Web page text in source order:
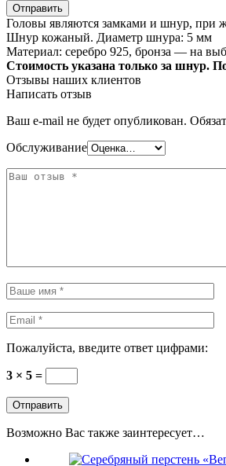
Головы являются замками и шнур, при
Шнур кожаный. Диаметр шнура: 5 мм
Материал: серебро 925, бронза — на
Стоимость указана только за шнур.
Отзывы наших клиентов
Написать отзыв
Ваш e-mail не будет опубликован.
Обслуживание
Пожалуйста, введите ответ цифрами:
3 × 5 =
Возможно Вас также заинтересует…